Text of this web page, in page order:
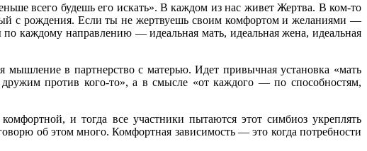
всего будешь его искать». В каждом из нас живет Жертва. В ком-то
с рождения. Если ты не жертвуешь своим комфортом и желаниями —
каждому направлению — идеальная мать, идеальная жена, идеальная
в партнерство с матерью. Идет привычная установка «мать
против кого-то», а в смысле «от каждого — по способностям,
и тогда все участники пытаются этот симбиоз укреплять
об этом много. Комфортная зависимость — это когда потребности